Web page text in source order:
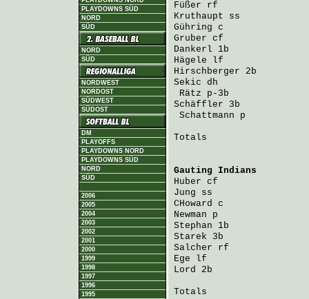
PLAYDOWNS SÜD
NORD
SÜD
NORD
SÜD
NORDWEST
NORDOST
SÜDWEST
SÜDOST
DM
PLAYOFFS
PLAYDOWNS NORD
PLAYDOWNS SÜD
NORD
SÜD
2006
2005
2004
2003
2002
2001
2000
1999
1998
1997
1996
1995
Füßer rf                  4
Kruthaupt ss
Gühring c
Gruber cf
Dankerl 1b
Hägele lf                 1
Hirschberger 2b
Sekic dh
Rätz p-3b
Schäffler 3b
Schattmann p
Totals
Gauting Indians
Huber cf
Jung ss
CHoward c
Newman p
Stephan 1b
Starek 3b
Salcher rf
Ege lf                    3
Lord 2b
Totals